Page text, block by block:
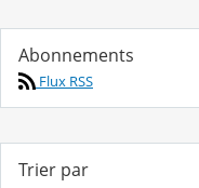
Abonnements
Flux RSS
Trier par